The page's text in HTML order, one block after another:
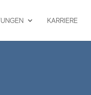
KARRIERE